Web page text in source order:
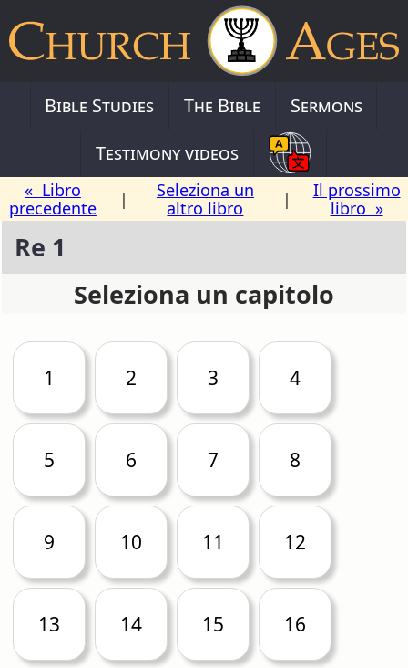
Bible Studies The Bible
Sermons
Testimony videos
« Libro
precedente
|
Seleziona un
altro libro
|
Il prossimo
libro »
Re 1
Seleziona un capitolo
1 2 3 4
5 6 7 8
9 10 11 12
13 14 15 16